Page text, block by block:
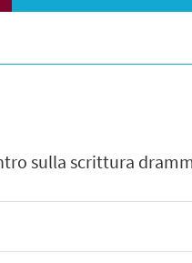
sulla scrittura